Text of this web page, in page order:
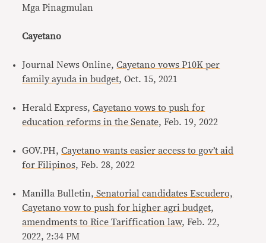
Mga Pinagmulan
Cayetano
Journal News Online,Cayetano vows P10K per
family ayuda in budget, Oct. 15, 2021
Herald Express,Cayetano vows to push for
education reforms in the Senate, Feb. 19, 2022
GOV.PH,Cayetano wants easier access to gov’t aid
for Filipinos, Feb. 28, 2022
Manilla Bulletin, Senatorial candidates Escudero,
Cayetano vow to push for higher agri budget,
amendments to Rice Tariffication law, Feb. 22,
2022, 2:34 PM